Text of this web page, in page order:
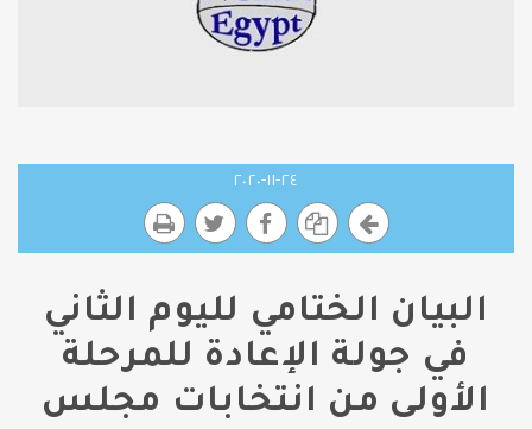
٢٤-١١-٢٠٢٠
البيان الختامي لليوم الثاني
في جولة الإعادة للمرحلة
الأولى من انتخابات مجلس